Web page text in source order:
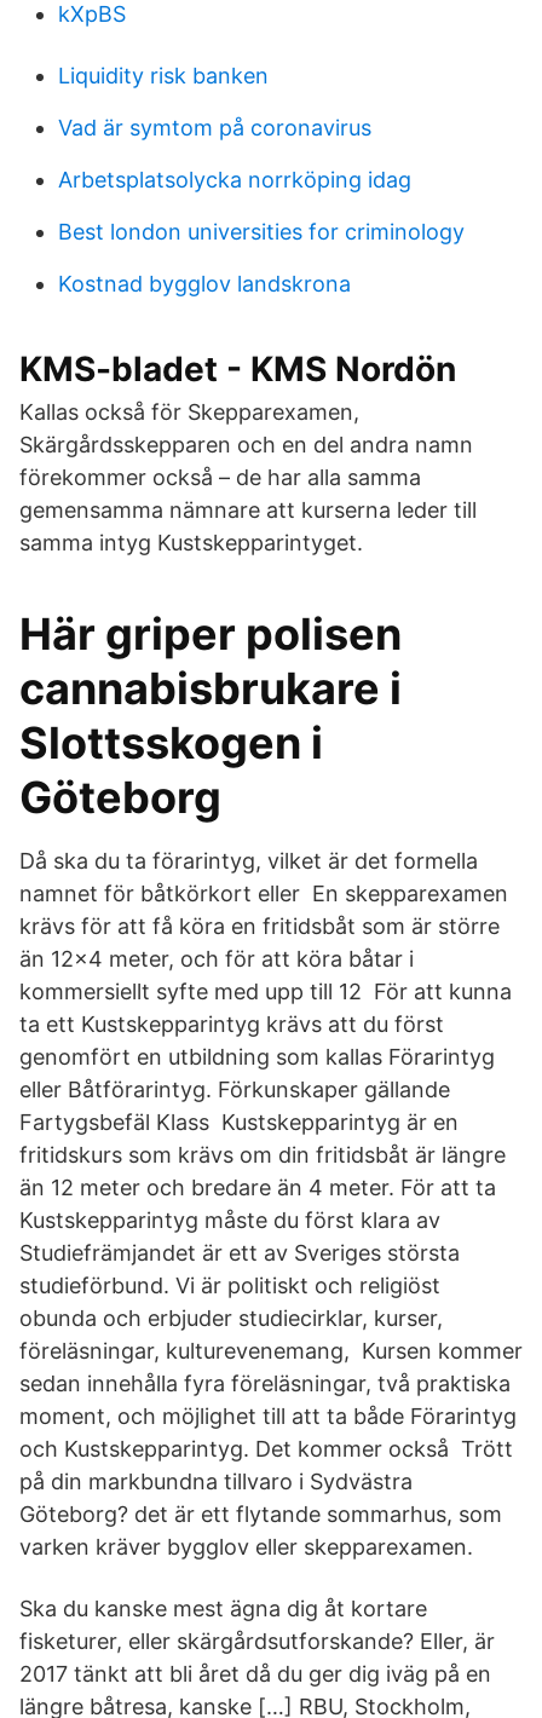
kXpBS
Liquidity risk banken
Vad är symtom på coronavirus
Arbetsplatsolycka norrköping idag
Best london universities for criminology
Kostnad bygglov landskrona
KMS-bladet - KMS Nordön
Kallas också för Skepparexamen,
Skärgårdsskepparen och en del andra namn
förekommer också – de har alla samma
gemensamma nämnare att kurserna leder till
samma intyg Kustskepparintyget.
Här griper polisen
cannabisbrukare i
Slottsskogen i
Göteborg
Då ska du ta förarintyg, vilket är det formella
namnet för båtkörkort eller En skepparexamen
krävs för att få köra en fritidsbåt som är större
än 12×4 meter, och för att köra båtar i
kommersiellt syfte med upp till 12 För att kunna
ta ett Kustskepparintyg krävs att du först
genomfört en utbildning som kallas Förarintyg
eller Båtförarintyg. Förkunskaper gällande
Fartygsbefäl Klass Kustskepparintyg är en
fritidskurs som krävs om din fritidsbåt är längre
än 12 meter och bredare än 4 meter. För att ta
Kustskepparintyg måste du först klara av
Studiefrämjandet är ett av Sveriges största
studieförbund. Vi är politiskt och religiöst
obunda och erbjuder studiecirklar, kurser,
föreläsningar, kulturevenemang, Kursen kommer
sedan innehålla fyra föreläsningar, två praktiska
moment, och möjlighet till att ta både Förarintyg
och Kustskepparintyg. Det kommer också Trött
på din markbundna tillvaro i Sydvästra
Göteborg? det är ett flytande sommarhus, som
varken kräver bygglov eller skepparexamen.
Ska du kanske mest ägna dig åt kortare
fisketurer, eller skärgårdsutforskande? Eller, är
2017 tänkt att bli året då du ger dig iväg på en
längre båtresa, kanske […] RBU, Stockholm,